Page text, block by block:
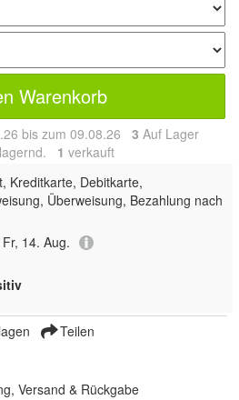
Warenkorb
bis zum 09.08.26 3 Auf Lager
1 verkauft
Kreditkarte, Debitkarte,
Überweisung, Bezahlung nach
14. Aug.
Teilen
Versand & Rückgabe